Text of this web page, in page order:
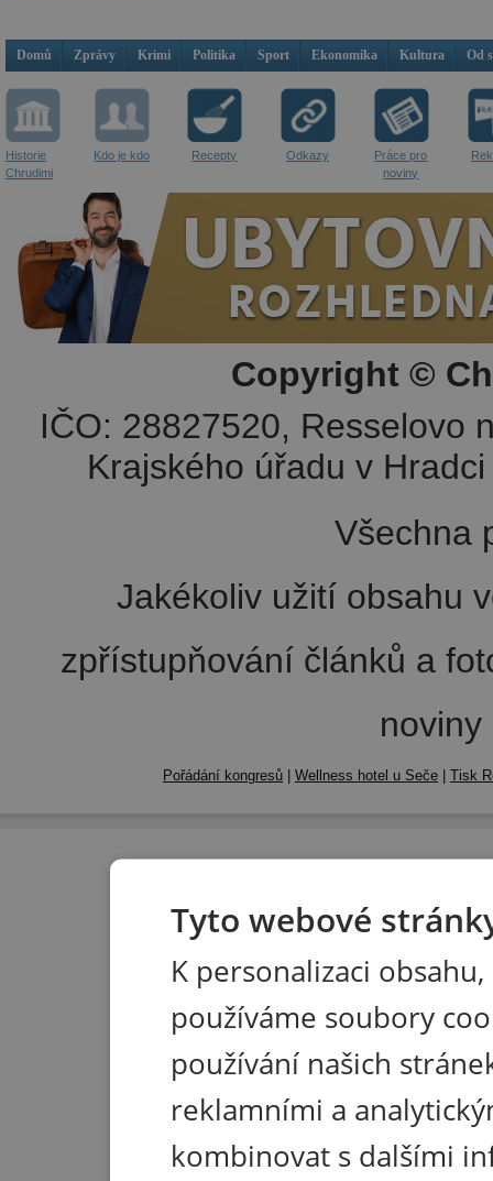
Domů Zprávy Krimi Politika Sport Ekonomika Kultura Od
Historie
Chrudimi
Kdo je kdo Recepty Odkazy
Práce pro
noviny
Copyright ©
IČO: 28827520, Resselovo
Krajského úřadu v
Všechna
Jakékoliv užití obsahu
zpřístupňování článků a
Pořádání kongresů Wellness hotel u Seče Tisk
Tyto webové
K personalizaci
používáme soubory
používání našich
reklamními a
kombinovat s dalšími